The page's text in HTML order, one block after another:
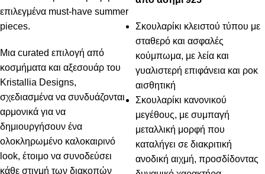
επιλεγμένα must-have summer
pieces.
Μια curated επιλογή από
κοσμήματα και αξεσουάρ του
Kristallia Designs,
σχεδιασμένα να συνδυάζονται
αρμονικά για να
δημιουργήσουν ένα
ολοκληρωμένο καλοκαιρινό
look, έτοιμο να συνοδεύσει
κάθε στιγμή των διακοπών
Σκουλαρίκι κλειστού τύπου με
σταθερό και ασφαλές
κούμπωμα, με λεία και
γυαλιστερή επιφάνεια και ροκ
αισθητική
Σκουλαρίκι κανονικού
μεγέθους, με συμπαγή
μεταλλική μορφή που
καταλήγει σε διακριτική
ανοδική αιχμή, προσδίδοντας